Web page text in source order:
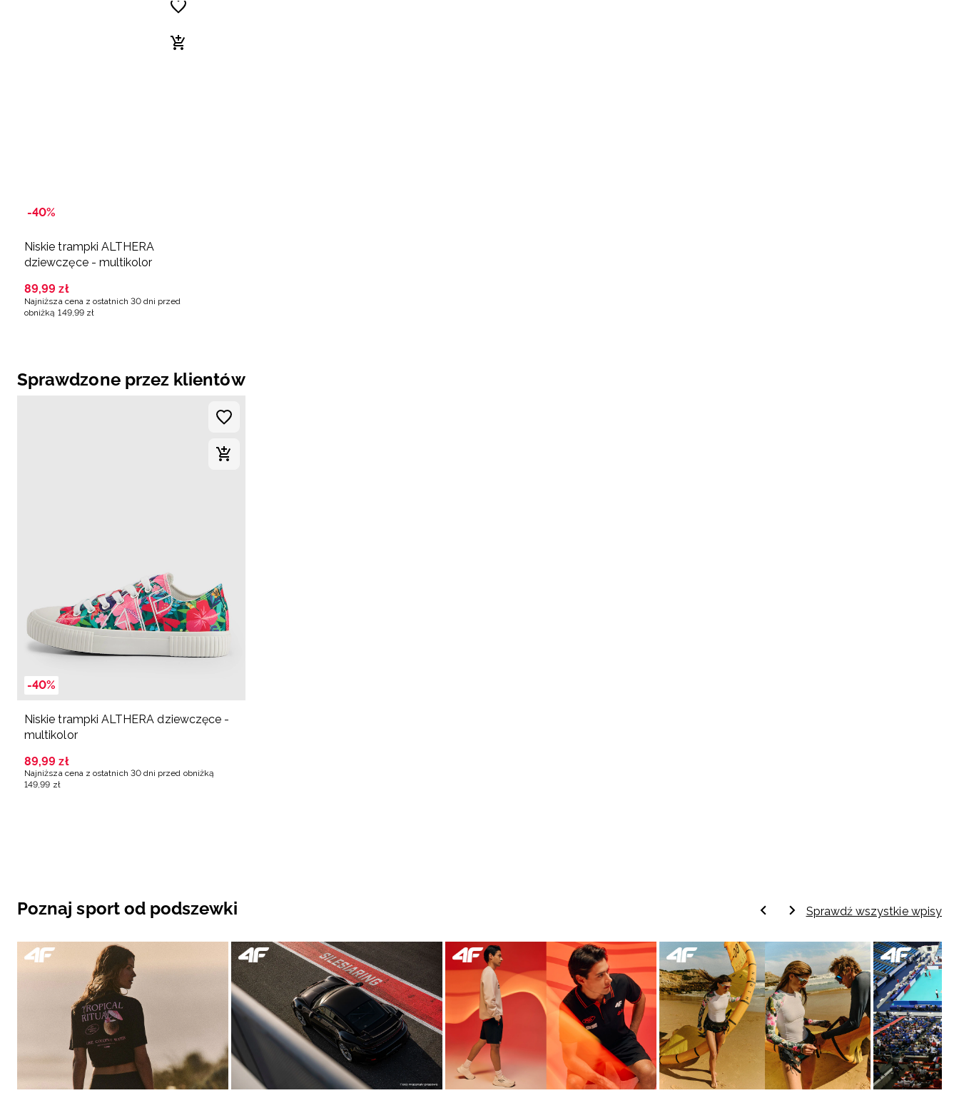
-40%
Niskie trampki ALTHERA
dziewczęce - multikolor
89,99 zł
Najniższa cena z ostatnich 30 dni przed
obniżką 149,99 zł
Sprawdzone przez klientów
-40%
Niskie trampki ALTHERA dziewczęce -
multikolor
89,99 zł
Najniższa cena z ostatnich 30 dni przed obniżką
149,99 zł
Poznaj sport od podszewki Sprawdź wszystkie wpisy